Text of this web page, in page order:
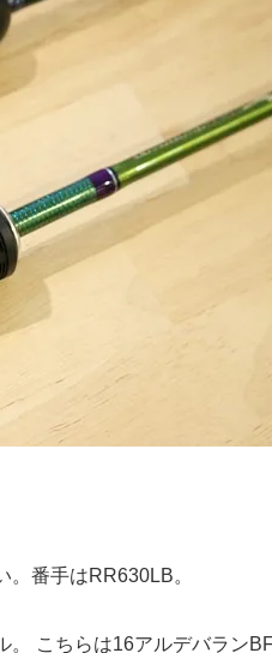
番手はRR630LB。
こちらは16アルデバラン